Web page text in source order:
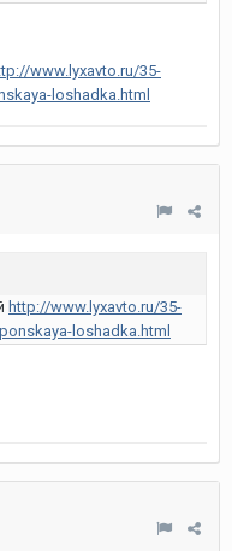
www.lyxavto.ru/35-
loshadka.html
http://www.lyxavto.ru/35-
loshadka.html